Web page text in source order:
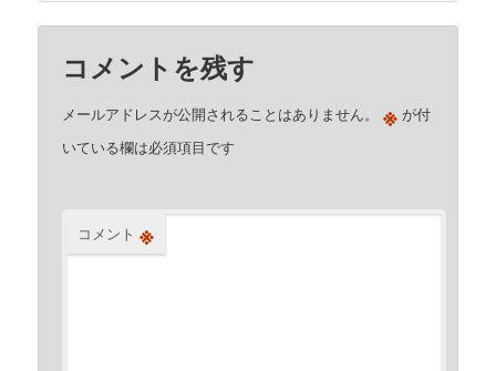
コメントを残す
メールアドレスが公開されることはありません。 ※ が付
いている欄は必須項目です
コメント ※